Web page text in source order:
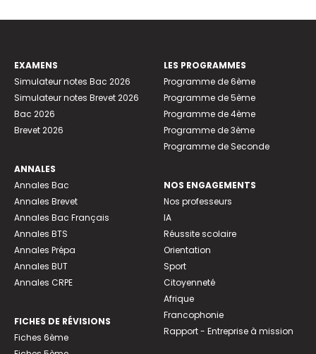
EXAMENS
Simulateur notes Bac 2026
Simulateur notes Brevet 2026
Bac 2026
Brevet 2026
ANNALES
Annales Bac
Annales Brevet
Annales Bac Français
Annales BTS
Annales Prépa
Annales BUT
Annales CRPE
FICHES DE RÉVISIONS
Fiches 6ème
LES PROGRAMMES
Programme de 6ème
Programme de 5ème
Programme de 4ème
Programme de 3ème
Programme de Seconde
NOS ENGAGEMENTS
Nos professeurs
IA
Réussite scolaire
Orientation
Sport
Citoyenneté
Afrique
Francophonie
Rapport - Entreprise à mission